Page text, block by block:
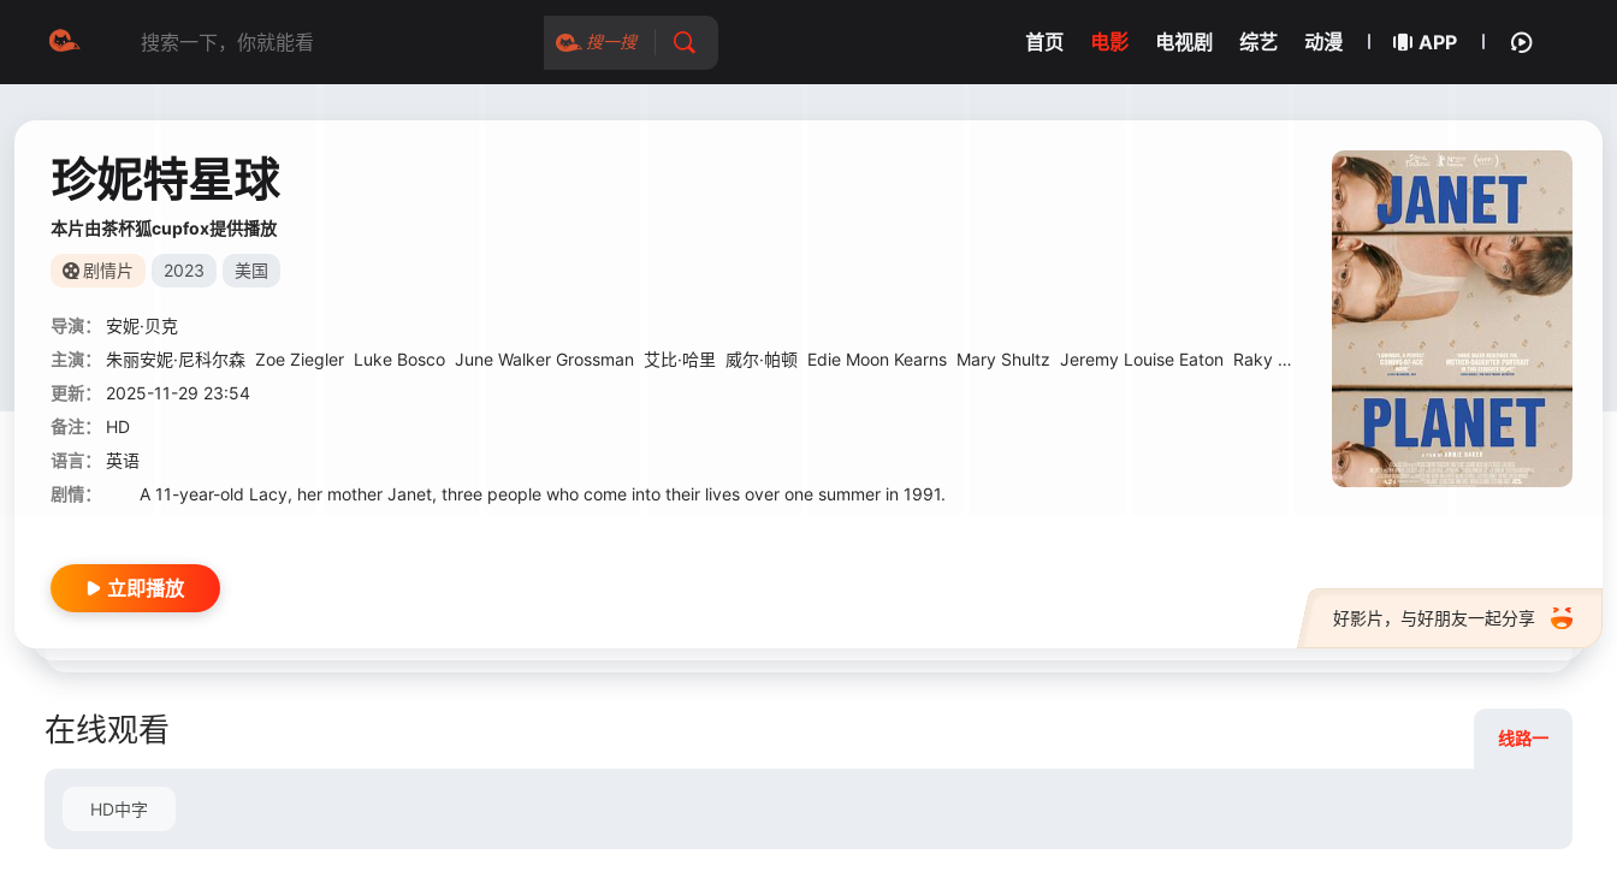
搜一搜 首页 电影 电视剧 综艺 动漫 APP
珍妮特星球
本片由茶杯狐cupfox提供播放
剧情片 2023 美国
导演：
安妮·贝克
主演：
朱丽安妮·尼科尔森 Zoe Ziegler Luke Bosco June Walker Grossman 艾比·哈里 威尔·帕顿 Edie Moon Kearns Mary Shultz Jeremy Louise Eaton Raky Sastri John Peitso Carolyn Walker
更新：
2025-11-29 23:54
备注：
HD
语言：
英语
剧情：
A 11-year-old Lacy, her mother Janet, three people who come into their lives over one summer in 1991.
好影片，与好朋友一起分享
立即播放
在线观看 线路一
HD中字